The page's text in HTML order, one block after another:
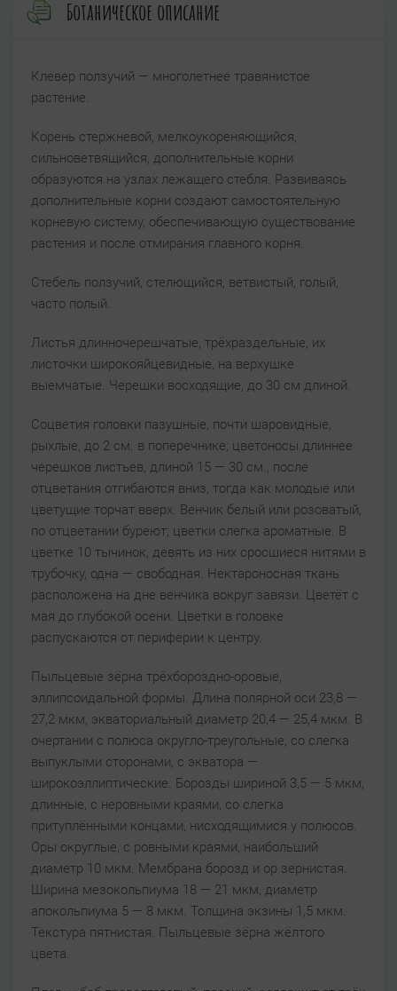
Ботаническое описание
Клевер ползучий — многолетнее травянистое
растение.
Корень стержневой, мелкоукореняющийся,
сильноветвящийся, дополнительные корни
образуются на узлах лежащего стебля. Развиваясь
дополнительные корни создают самостоятельную
корневую систему, обеспечивающую существование
растения и после отмирания главного корня.
Стебель ползучий, стелющийся, ветвистый, голый,
часто полый.
Листья длинночерешчатые, трёхраздельные, их
листочки широкояйцевидные, на верхушке
выемчатые. Черешки восходящие, до 30 см длиной.
Соцветия головки пазушные, почти шаровидные,
рыхлые, до 2 см. в поперечнике; цветоносы длиннее
черешков листьев, длиной 15 — 30 см., после
отцветания отгибаются вниз, тогда как молодые или
цветущие торчат вверх. Венчик белый или розоватый,
по отцветании буреют; цветки слегка ароматные. В
цветке 10 тычинок, девять из них сросшиеся нитями в
трубочку, одна — свободная. Нектароносная ткань
расположена на дне венчика вокруг завязи. Цветёт с
мая до глубокой осени. Цветки в головке
распускаются от периферии к центру.
Пыльцевые зёрна трёхбороздно-оровые,
эллипсоидальной формы. Длина полярной оси 23,8 —
27,2 мкм, экваториальный диаметр 20,4 — 25,4 мкм. В
очертании с полюса округло-треугольные, со слегка
выпуклыми сторонами, с экватора —
широкоэллиптические. Борозды шириной 3,5 — 5 мкм,
длинные, с неровными краями, со слегка
притуплёнными концами, нисходящимися у полюсов.
Оры округлые, с ровными краями, наибольший
диаметр 10 мкм. Мембрана борозд и ор зернистая.
Ширина мезокольпиума 18 — 21 мкм, диаметр
апокольпиума 5 — 8 мкм. Толщина экзины 1,5 мкм.
Текстура пятнистая. Пыльцевые зёрна жёлтого
цвета.